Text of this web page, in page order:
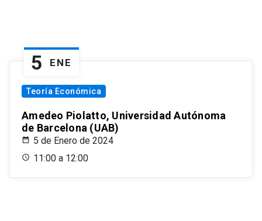
5 ENE
Teoría Económica
Amedeo Piolatto, Universidad Autónoma
de Barcelona (UAB)
5 de Enero de 2024
11:00 a 12:00